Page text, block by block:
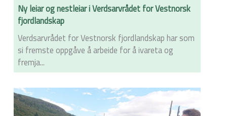
Ny leiar og nestleiar i Verdsarvrådet for Vestnorsk
fjordlandskap
Verdsarvrådet for Vestnorsk fjordlandskap har som
si fremste oppgåve å arbeide for å ivareta og
fremja...